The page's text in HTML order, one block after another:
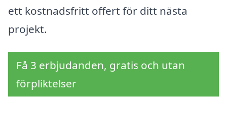
ett kostnadsfritt offert för ditt nästa
projekt.
Få 3 erbjudanden, gratis och utan
förpliktelser